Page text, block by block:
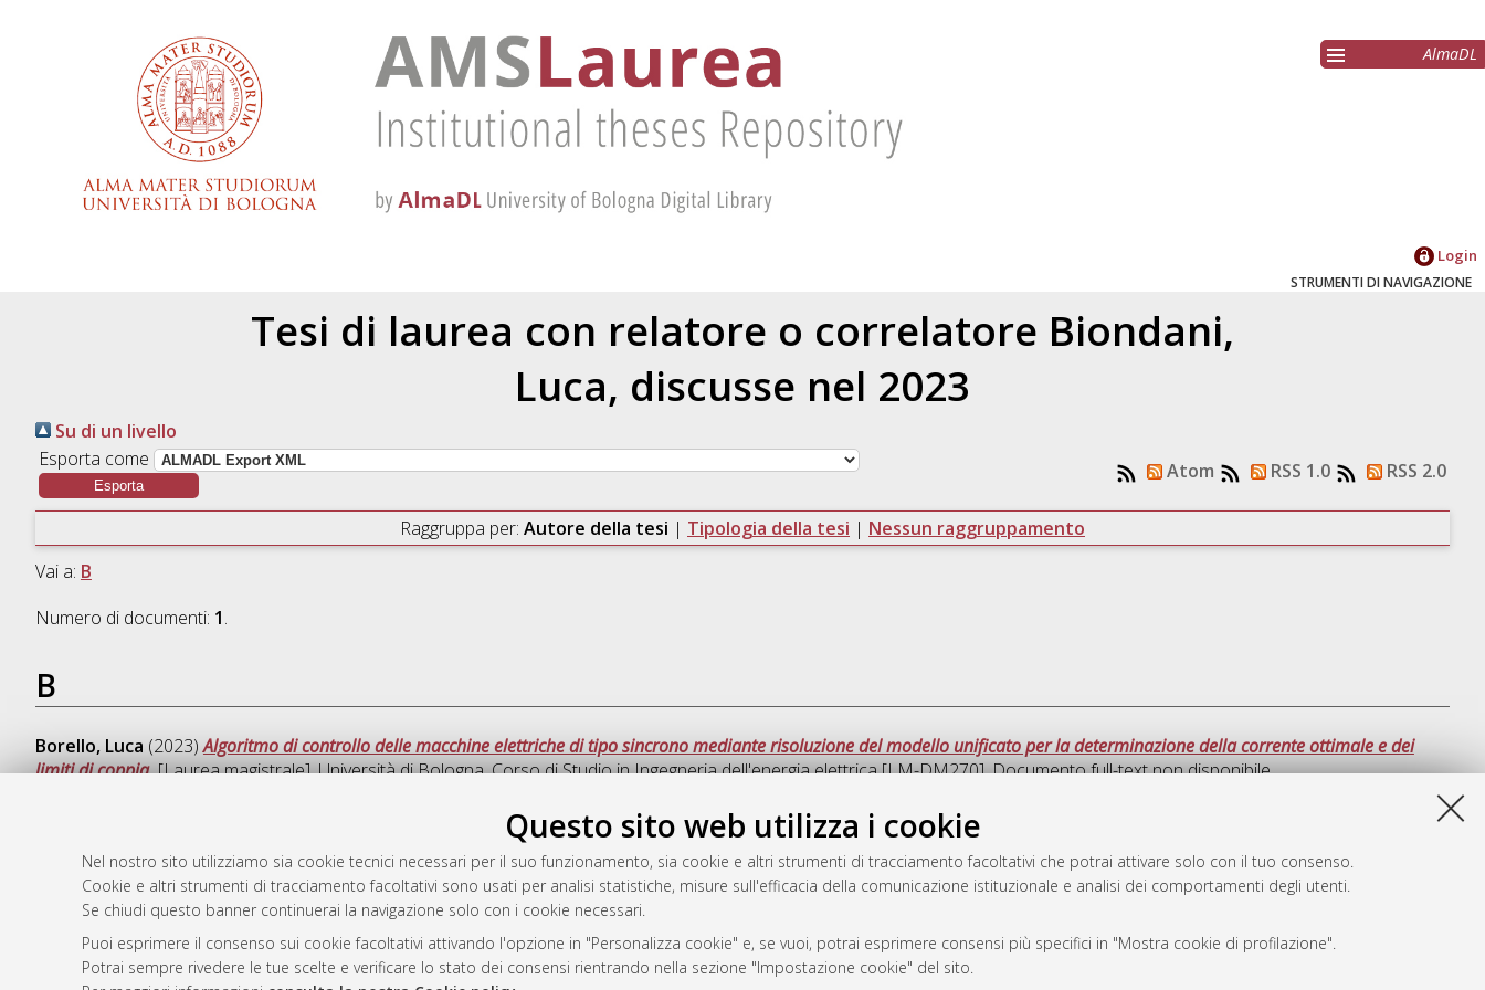
Questo sito web utilizza i cookie
Nel nostro sito utilizziamo sia cookie tecnici necessari per il suo funzionamento, sia cookie e altri strumenti di tracciamento facoltativi che potrai attivare solo con il tuo consenso.
Cookie e altri strumenti di tracciamento facoltativi sono usati per analisi statistiche, misure sull'efficacia della comunicazione istituzionale e analisi dei comportamenti degli utenti.
Se chiudi questo banner continuerai la navigazione solo con i cookie necessari.
Puoi esprimere il consenso sui cookie facoltativi attivando l'opzione in "Personalizza cookie" e, se vuoi, potrai esprimere consensi più specifici in "Mostra cookie di profilazione".
Potrai sempre rivedere le tue scelte e verificare lo stato dei consensi rientrando nella sezione "Impostazione cookie" del sito.
AlmaDL
Login
STRUMENTI DI NAVIGAZIONE
Tesi di laurea con relatore o correlatore Biondani,
Luca, discusse nel 2023
Su di un livello
Esporta come
Atom RSS 1.0 RSS 2.0
Raggruppa per: Autore della tesi | Tipologia della tesi | Nessun raggruppamento
Vai a: B
Numero di documenti: 1.
B
Borello, Luca (2023)Algoritmo di controllo delle macchine elettriche di tipo sincrono mediante risoluzione del modello unificato per la determinazione della corrente ottimale e dei
limiti di coppia.[Laurea magistrale], Università di Bologna, Corso di Studio inIngegneria dell'energia elettrica [LM-DM270], Documento full-text non disponibile
Questa lista e' stata generata il Fri Aug 7 19:10:47 2026 CEST
Atom
Rss 2.0
AMS Laurea
Servizio implementato e gestito da
Impostazioni Cookie
Informativa sulla privacy